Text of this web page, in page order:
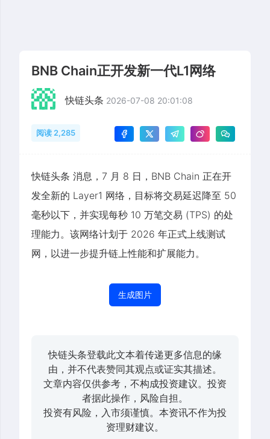
BNB Chain正开发新一代L1网络
快链头条 2026-07-08 20:01:08
阅读 2,285
快链头条 消息，7 月 8 日，BNB Chain 正在开
发全新的 Layer1 网络，目标将交易延迟降至 50
毫秒以下，并实现每秒 10 万笔交易 (TPS) 的处
理能力。该网络计划于 2026 年正式上线测试
网，以进一步提升链上性能和扩展能力。
生成图片
快链头条登载此文本着传递更多信息的缘
由，并不代表赞同其观点或证实其描述。
文章内容仅供参考，不构成投资建议。投资
者据此操作，风险自担。
投资有风险，入市须谨慎。本资讯不作为投
资理财建议。